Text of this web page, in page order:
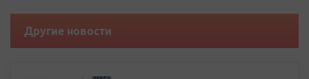
Другие новости